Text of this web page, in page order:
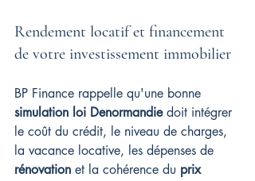
Rendement locatif et financement
de votre investissement immobilier
BP Finance rappelle qu'une bonne
simulation loi Denormandie doit intégrer
le coût du crédit, le niveau de charges,
la vacance locative, les dépenses de
rénovation et la cohérence du prix